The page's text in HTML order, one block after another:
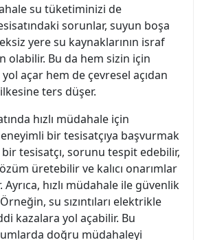
su tüketiminizi de
sorunlar, suyun boşa
yere su kaynaklarının israf
olabilir. Bu da hem sizin için
açar hem de çevresel açıdan
ters düşer.
hızlı müdahale için
bir tesisatçıya başvurmak
tesisatçı, sorunu tespit edebilir,
üretebilir ve kalıcı onarımlar
hızlı müdahale ile güvenlik
su sızıntıları elektrikle
kazalara yol açabilir. Bu
doğru müdahaleyi